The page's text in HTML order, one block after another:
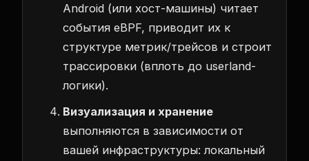
Android (или хост-машины) читает
события eBPF, приводит их к
структуре метрик/трейсов и строит
трассировки (вплоть до userland-
логики).
Визуализация и хранение
выполняются в зависимости от
вашей инфраструктуры: локальный